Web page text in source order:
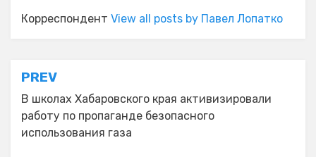
Корреспондент View all posts by Павел Лопатко
Навигация
по
записям
PREV
В школах Хабаровского края активизировали
работу по пропаганде безопасного
использования газа